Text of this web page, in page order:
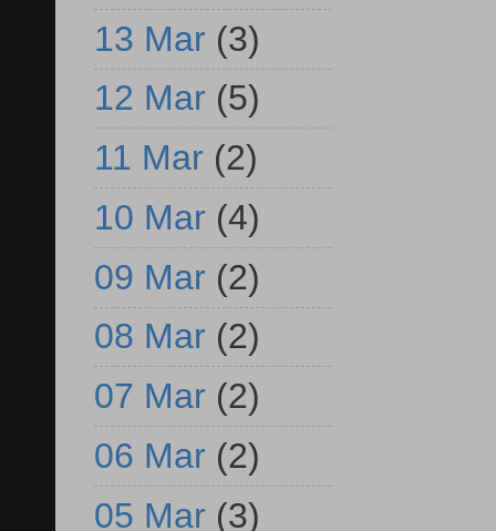
13 Mar (3)
12 Mar (5)
11 Mar (2)
10 Mar (4)
09 Mar (2)
08 Mar (2)
07 Mar (2)
06 Mar (2)
05 Mar (3)